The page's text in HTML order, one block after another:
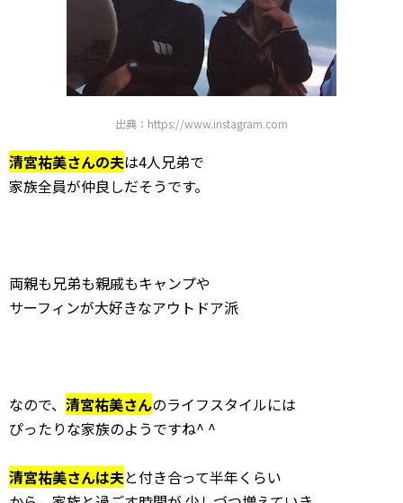
出典：https://www.instagram.com
清宮祐美さんの夫は4人兄弟で
家族全員が仲良しだそうです。
両親も兄弟も親戚もキャンプや
サーフィンが大好きなアウトドア派
なので、 清宮祐美さんのライフスタイルには
ぴったりな家族のようですね^ ^
清宮祐美さんは夫と付き合って半年くらい